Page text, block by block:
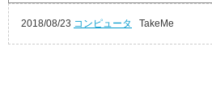
2018/08/23 コンピュータ TakeMe